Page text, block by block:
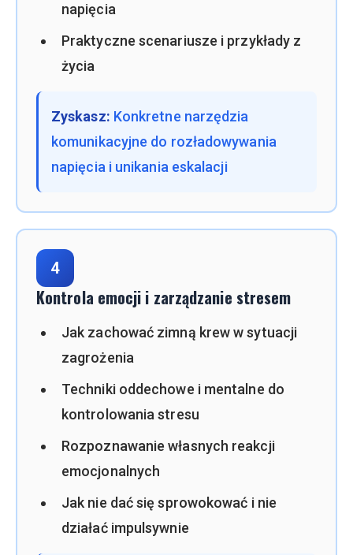
napięcia
Praktyczne scenariusze i przykłady z
życia
Zyskasz: Konkretne narzędzia
komunikacyjne do rozładowywania
napięcia i unikania eskalacji
4
Kontrola emocji i zarządzanie stresem
Jak zachować zimną krew w sytuacji
zagrożenia
Techniki oddechowe i mentalne do
kontrolowania stresu
Rozpoznawanie własnych reakcji
emocjonalnych
Jak nie dać się sprowokować i nie
działać impulsywnie